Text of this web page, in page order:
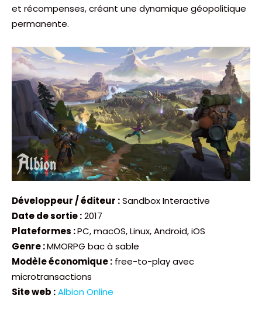
et récompenses, créant une dynamique géopolitique
permanente.
Développeur / éditeur :Sandbox Interactive
Date de sortie :2017
Plateformes :PC, macOS, Linux, Android, iOS
Genre :MMORPG bac à sable
Modèle économique : free-to-play avec
microtransactions
Site web :Albion Online